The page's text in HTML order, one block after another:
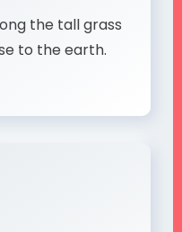
the tall grass
to the earth.